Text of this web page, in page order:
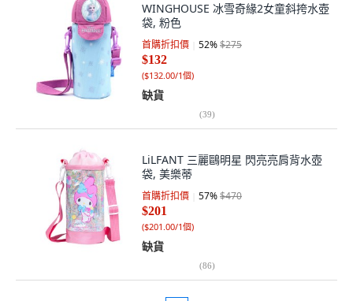
WINGHOUSE 冰雪奇緣2女童斜挎水壺
袋, 粉色
首購折扣價 52%$275
$132
($132.00/1個)
缺貨
(39)
LiLFANT 三麗鷗明星 閃亮亮肩背水壺
袋, 美樂蒂
首購折扣價 57%$470
$201
($201.00/1個)
缺貨
(86)